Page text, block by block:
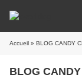
Accueil » BLOG CANDY
BLOG